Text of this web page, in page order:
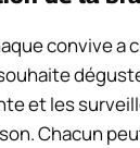
convive a
et les
Chacun